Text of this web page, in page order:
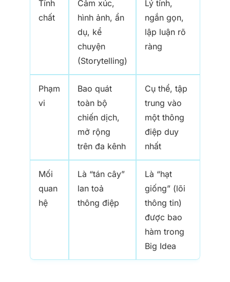
Tính
chất
Cảm xúc,
hình ảnh, ẩn
dụ, kể
chuyện
(Storytelling)
Lý tính,
ngắn gọn,
lập luận rõ
ràng
Phạm
vi
Bao quát
toàn bộ
chiến dịch,
mở rộng
trên đa kênh
Cụ thể, tập
trung vào
một thông
điệp duy
nhất
Mối
quan
hệ
Là “tán cây”
lan toả
thông điệp
Là “hạt
giống” (lõi
thông tin)
được bao
hàm trong
Big Idea